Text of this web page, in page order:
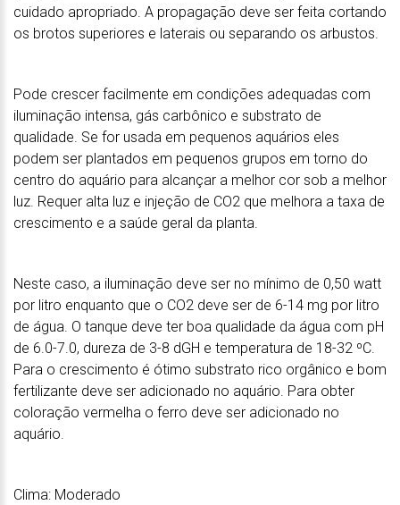
cuidado apropriado. A propagação deve ser feita cortando
os brotos superiores e laterais ou separando os arbustos.
Pode crescer facilmente em condições adequadas com
iluminação intensa, gás carbônico e substrato de
qualidade. Se for usada em pequenos aquários eles
podem ser plantados em pequenos grupos em torno do
centro do aquário para alcançar a melhor cor sob a melhor
luz. Requer alta luz e injeção de CO2 que melhora a taxa de
crescimento e a saúde geral da planta.
Neste caso, a iluminação deve ser no mínimo de 0,50 watt
por litro enquanto que o CO2 deve ser de 6-14 mg por litro
de água. O tanque deve ter boa qualidade da água com pH
de 6.0-7.0, dureza de 3-8 dGH e temperatura de 18-32 ºC.
Para o crescimento é ótimo substrato rico orgânico e bom
fertilizante deve ser adicionado no aquário. Para obter
coloração vermelha o ferro deve ser adicionado no
aquário.
Clima: Moderado